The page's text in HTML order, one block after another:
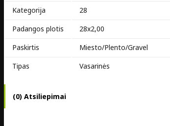
Kategorija
28
Padangos plotis
28x2,00
Paskirtis
Miesto/Plento/Gravel
Tipas
Vasarinės
(0) Atsiliepimai